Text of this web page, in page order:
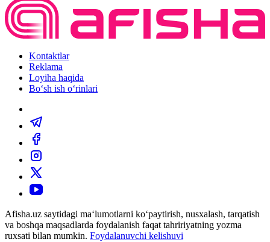
Kontaktlar
Reklama
Loyiha haqida
Bo‘sh ish o‘rinlari
Afisha.uz saytidagi ma‘lumotlarni ko‘paytirish, nusxalash, tarqatish
va boshqa maqsadlarda foydalanish faqat tahririyatning yozma
ruxsati bilan mumkin. Foydalanuvchi kelishuvi